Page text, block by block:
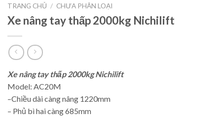
TRANG CHỦ / CHƯA PHÂN LOẠI
Xe nâng tay thấp 2000kg Nichilift
Xe nâng tay thấp 2000kg Nichilift
Model: AC20M
–Chiều dài càng nâng 1220mm
– Phủ bì hai càng 685mm